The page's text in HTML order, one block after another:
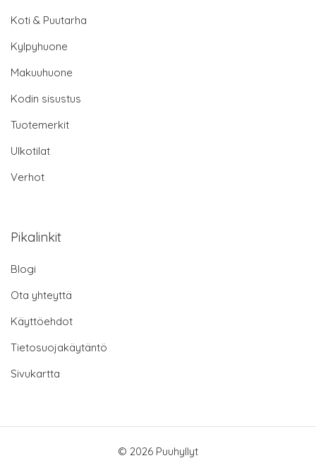
Koti & Puutarha
Kylpyhuone
Makuuhuone
Kodin sisustus
Tuotemerkit
Ulkotilat
Verhot
Pikalinkit
Blogi
Ota yhteyttä
Käyttöehdot
Tietosuojakäytäntö
Sivukartta
© 2026 Puuhyllyt